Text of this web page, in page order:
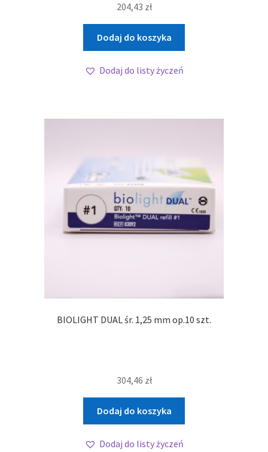
204,43 zł
Dodaj do koszyka
Dodaj do listy życzeń
BIOLIGHT DUAL śr. 1,25 mm op.10 szt.
304,46 zł
Dodaj do koszyka
Dodaj do listy życzeń